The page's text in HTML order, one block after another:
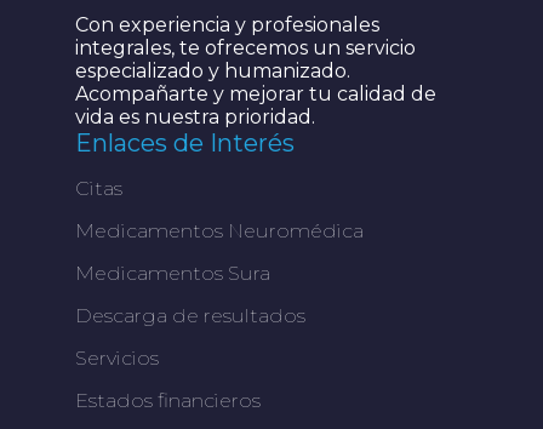
Con experiencia y profesionales
integrales, te ofrecemos un servicio
especializado y humanizado.
Acompañarte y mejorar tu calidad de
vida es nuestra prioridad.
Enlaces de Interés
Citas
Medicamentos Neuromédica
Medicamentos Sura
Descarga de resultados
Servicios
Estados financieros